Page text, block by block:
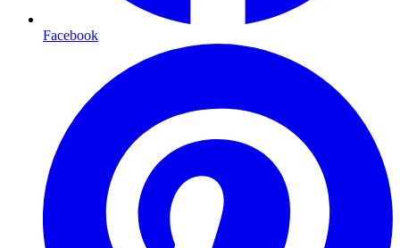
Facebook